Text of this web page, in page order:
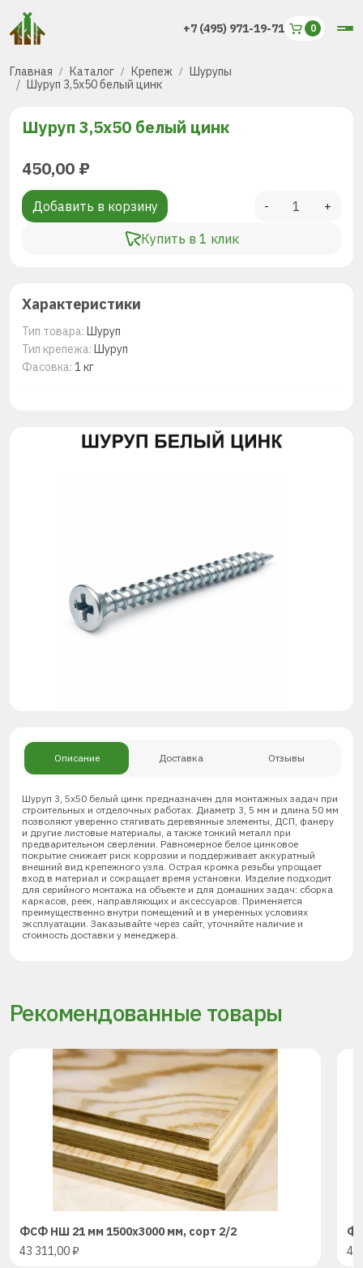
+7 (495) 971-19-71
Главная Каталог Крепеж
Шурупы
Шуруп 3,5х50 белый цинк
Шуруп 3,5х50 белый цинк
450,00 ₽
Добавить в корзину
Купить в 1 клик
- +
Характеристики
Тип товара: Шуруп
Тип крепежа: Шуруп
Фасовка: 1 кг
Описание Доставка Отзывы
Шуруп 3, 5х50 белый цинк предназначен для монтажных задач при
строительных и отделочных работах. Диаметр 3, 5 мм и длина 50 мм
позволяют уверенно стягивать деревянные элементы, ДСП, фанеру
и другие листовые материалы, а также тонкий металл при
предварительном сверлении. Равномерное белое цинковое
покрытие снижает риск коррозии и поддерживает аккуратный
внешний вид крепежного узла. Острая кромка резьбы упрощает
вход в материал и сокращает время установки. Изделие подходит
для серийного монтажа на объекте и для домашних задач: сборка
каркасов, реек, направляющих и аксессуаров. Применяется
преимущественно внутри помещений и в умеренных условиях
эксплуатации. Заказывайте через сайт, уточняйте наличие и
стоимость доставки у менеджера.
Рекомендованные товары
ФСФ НШ 21 мм 1500х3000 мм, сорт 2/2
43 311,00₽
43